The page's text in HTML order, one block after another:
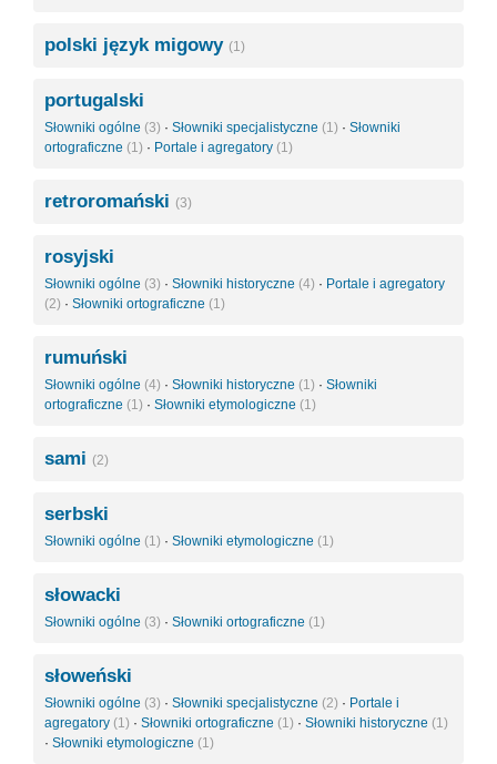
polski język migowy (1)
portugalski
Słowniki ogólne (3) · Słowniki specjalistyczne (1) · Słowniki
ortograficzne (1) · Portale i agregatory (1)
retroromański (3)
rosyjski
Słowniki ogólne (3) · Słowniki historyczne (4) · Portale i agregatory
(2) · Słowniki ortograficzne (1)
rumuński
Słowniki ogólne (4) · Słowniki historyczne (1) · Słowniki
ortograficzne (1) · Słowniki etymologiczne (1)
sami (2)
serbski
Słowniki ogólne (1) · Słowniki etymologiczne (1)
słowacki
Słowniki ogólne (3) · Słowniki ortograficzne (1)
słoweński
Słowniki ogólne (3) · Słowniki specjalistyczne (2) · Portale i
agregatory (1) · Słowniki ortograficzne (1) · Słowniki historyczne (1)
· Słowniki etymologiczne (1)